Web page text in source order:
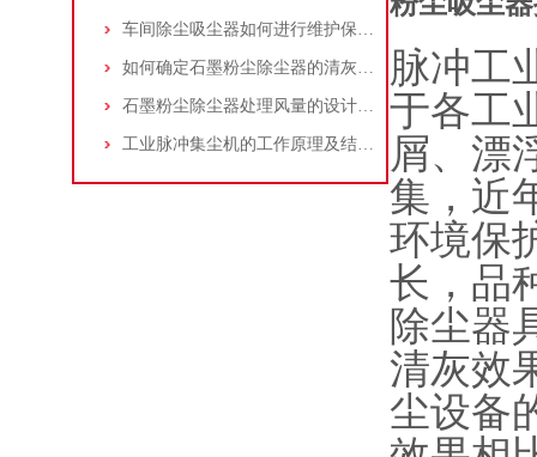
车间除尘吸尘器如何进行维护保养？
如何确定石墨粉尘除尘器的清灰速度？
石墨粉尘除尘器处理风量的设计，你了解多少
工业脉冲集尘机的工作原理及结构特点说明
脉冲工
于各工
屑、漂
集，近
环境保
长，品
除尘器
清灰效
尘设备